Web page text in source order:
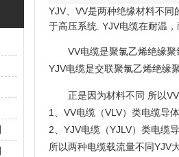
YJV、VV是两种绝缘材料不同
于高压系统. YJV电缆在耐温
VV电缆是聚氯乙烯绝缘
YJV电缆是交联聚氯乙烯绝缘
正是因为材料不同 所以
1、VV电缆（VLV）类电缆导
2、YJV电缆（YJLV）类电缆
所以两种电缆载流量不同YJV大